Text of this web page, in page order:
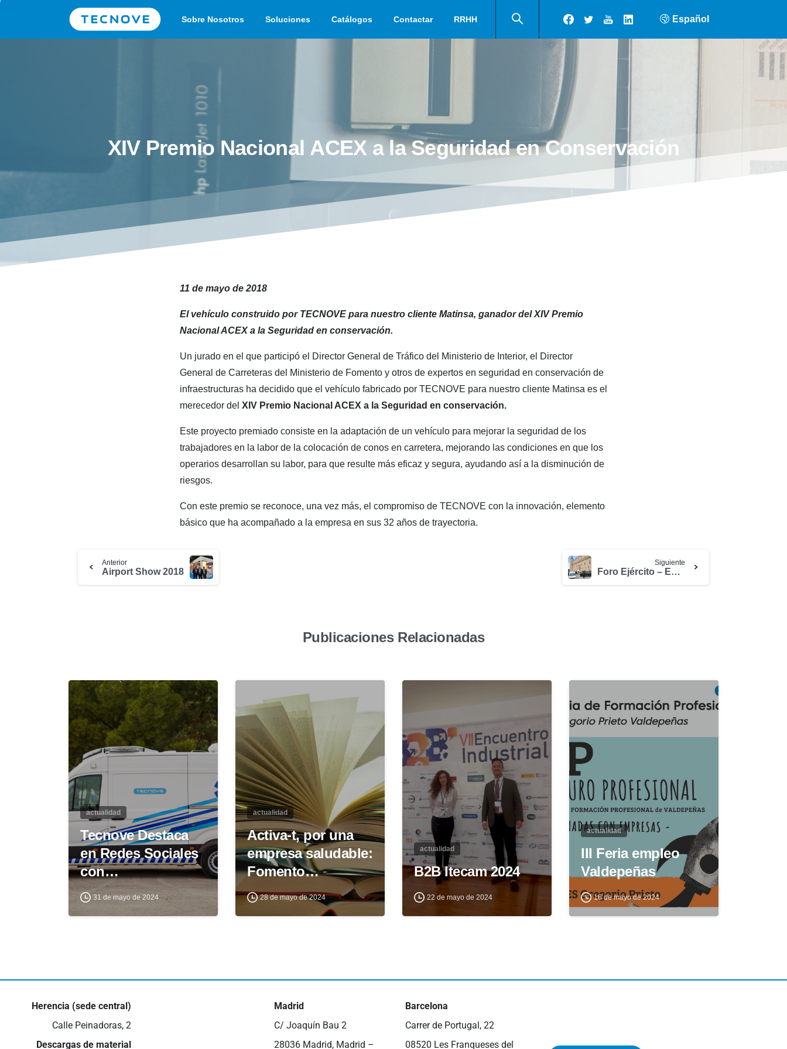
Sobre Nosotros Soluciones Catálogos Contactar RRHH Español
XIV Premio Nacional ACEX a la Seguridad en Conservación
11 de mayo de 2018
El vehículo construido por TECNOVE para nuestro cliente Matinsa, ganador del XIV Premio
Nacional ACEX a la Seguridad en conservación.
Un jurado en el que participó el Director General de Tráfico del Ministerio de Interior, el Director
General de Carreteras del Ministerio de Fomento y otros de expertos en seguridad en conservación de
infraestructuras ha decidido que el vehículo fabricado por TECNOVE para nuestro cliente Matinsa es el
merecedor del XIV Premio Nacional ACEX a la Seguridad en conservación.
Este proyecto premiado consiste en la adaptación de un vehículo para mejorar la seguridad de los
trabajadores en la labor de la colocación de conos en carretera, mejorando las condiciones en que los
operarios desarrollan su labor, para que resulte más eficaz y segura, ayudando así a la disminución de
riesgos.
Con este premio se reconoce, una vez más, el compromiso de TECNOVE con la innovación, elemento
básico que ha acompañado a la empresa en sus 32 años de trayectoria.
Anterior
Airport Show 2018
Siguiente
Foro Ejército – Empresas 2018
Publicaciones Relacionadas
actualidad
Tecnove Destaca
en Redes Sociales
con…
31 de mayo de 2024
actualidad
Activa-t, por una
empresa saludable:
Fomento…
28 de mayo de 2024
actualidad
B2B Itecam 2024
22 de mayo de 2024
actualidad
III Feria empleo
Valdepeñas
16 de mayo de 2024
Herencia (sede central)
Calle Peinadoras, 2
Descargas de material
Madrid
C/ Joaquín Bau 2
28036 Madrid, Madrid –
Barcelona
Carrer de Portugal, 22
08520 Les Franqueses del